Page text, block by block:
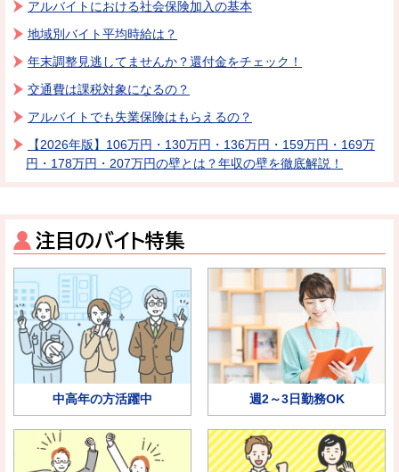
アルバイトにおける社会保険加入の基本
地域別バイト平均時給は？
年末調整見逃してませんか？還付金をチェック！
交通費は課税対象になるの？
アルバイトでも失業保険はもらえるの？
【2026年版】106万円・130万円・136万円・159万円・169万
円・178万円・207万円の壁とは？年収の壁を徹底解説！
注目のバイト特集
中高年の方活躍中 週2～3日勤務OK